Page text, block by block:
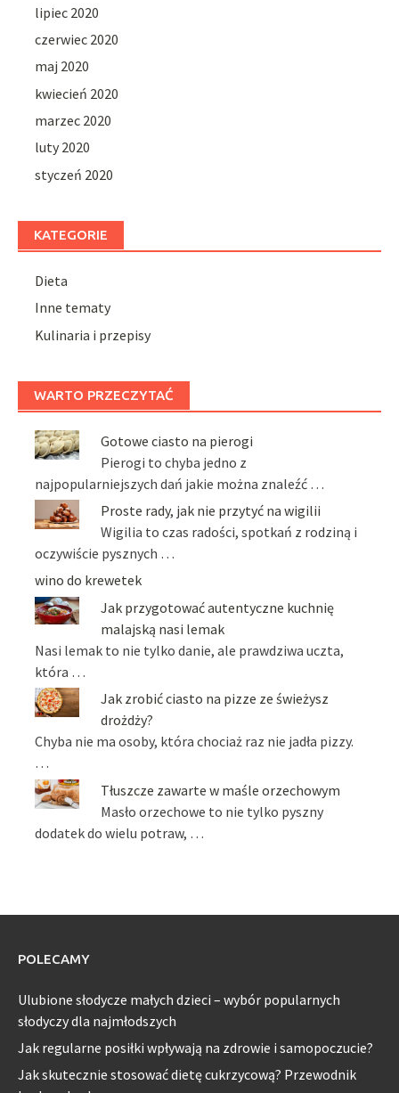
lipiec 2020
czerwiec 2020
maj 2020
kwiecień 2020
marzec 2020
luty 2020
styczeń 2020
KATEGORIE
Dieta
Inne tematy
Kulinaria i przepisy
WARTO PRZECZYTAĆ
Gotowe ciasto na pierogi
Pierogi to chyba jedno z
najpopularniejszych dań jakie można znaleźć …
Proste rady, jak nie przytyć na wigilii
Wigilia to czas radości, spotkań z rodziną i
oczywiście pysznych …
wino do krewetek
Jak przygotować autentyczne kuchnię
malajską nasi lemak
Nasi lemak to nie tylko danie, ale prawdziwa uczta,
która …
Jak zrobić ciasto na pizze ze świeżysz
drożdży?
Chyba nie ma osoby, która chociaż raz nie jadła pizzy.
…
Tłuszcze zawarte w maśle orzechowym
Masło orzechowe to nie tylko pyszny
dodatek do wielu potraw, …
POLECAMY
Ulubione słodycze małych dzieci – wybór popularnych
słodyczy dla najmłodszych
Jak regularne posiłki wpływają na zdrowie i samopoczucie?
Jak skutecznie stosować dietę cukrzycową? Przewodnik